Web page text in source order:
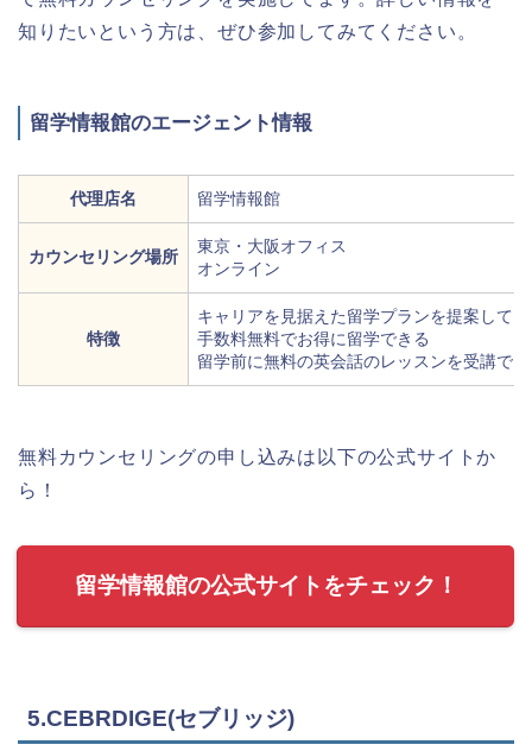
知りたいという方は、ぜひ参加してみてください。
留学情報館のエージェント情報
代理店名 留学情報館
カウンセリング場所
東京・大阪オフィス
オンライン
特徴
キャリアを見据えた留学プランを提案して
手数料無料でお得に留学できる
留学前に無料の英会話のレッスンを受講で
無料カウンセリングの申し込みは以下の公式サイトか
ら！
留学情報館の公式サイトをチェック！
5.CEBRDIGE(セブリッジ)